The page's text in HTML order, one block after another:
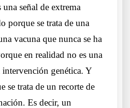
una señal de extrema
porque se trata de una
vacuna que nunca se ha
en realidad no es una
genética. Y
se trata de un recorte de
Es decir, un